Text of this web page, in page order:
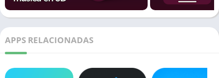
APPS RELACIONADAS